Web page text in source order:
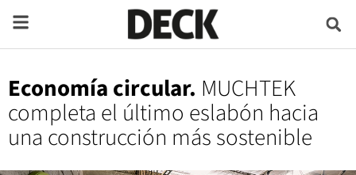
Economía circular. MUCHTEK
completa el último eslabón hacia
una construcción más sostenible